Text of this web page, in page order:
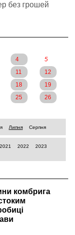
без грошей
4
5
11
12
18
19
25
26
Липня Серпня
2021 2022
2023
комбрига